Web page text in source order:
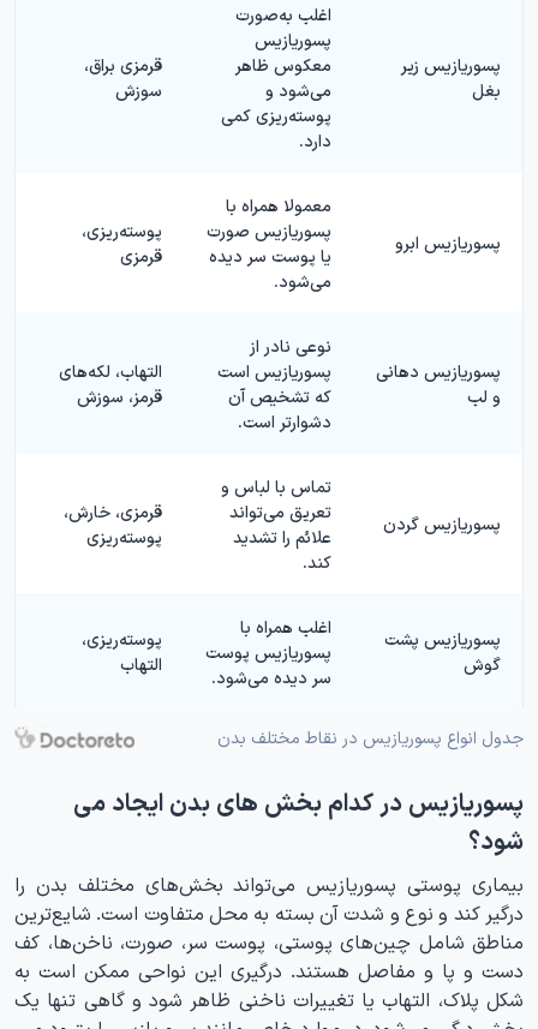
پسوریازیس زیر
بغل
اغلب به‌صورت
پسوریازیس
معکوس ظاهر
می‌شود و
پوسته‌ریزی کمی
دارد.
قرمزی براق،
سوزش
پسوریازیس ابرو
معمولا همراه با
پسوریازیس صورت
یا پوست سر دیده
می‌شود.
پوسته‌ریزی،
قرمزی
پسوریازیس دهانی
و لب
نوعی نادر از
پسوریازیس است
که تشخیص آن
دشوارتر است.
التهاب، لکه‌های
قرمز، سوزش
پسوریازیس گردن
تماس با لباس و
تعریق می‌تواند
علائم را تشدید
کند.
قرمزی، خارش،
پوسته‌ریزی
پسوریازیس پشت
گوش
اغلب همراه با
پسوریازیس پوست
سر دیده می‌شود.
پوسته‌ریزی،
التهاب
جدول انواع پسوریازیس در نقاط مختلف بدن
پسوریازیس در کدام بخش های بدن ایجاد می
شود؟
بیماری پوستی پسوریازیس می‌تواند بخش‌های مختلف بدن را
درگیر کند و نوع و شدت آن بسته به محل متفاوت است. شایع‌ترین
مناطق شامل چین‌های پوستی، پوست سر، صورت، ناخن‌ها، کف
دست و پا و مفاصل هستند. درگیری این نواحی ممکن است به
شکل پلاک، التهاب یا تغییرات ناخنی ظاهر شود و گاهی تنها یک